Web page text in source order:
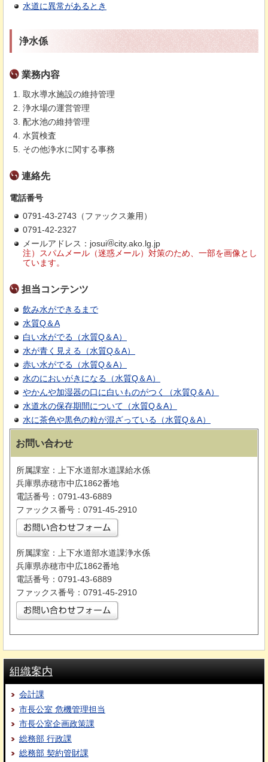
水道に異常があるとき
浄水係
業務内容
取水導水施設の維持管理
浄水場の運営管理
配水池の維持管理
水質検査
その他浄水に関する事務
連絡先
電話番号
0791-43-2743（ファックス兼用）
0791-42-2327
メールアドレス：josui
city.ako.lg.jp
注）スパムメール（迷惑メール）対策のため、一部を画像とし
ています。
担当コンテンツ
飲み水ができるまで
水質Q＆A
白い水がでる（水質Q＆A）
水が青く見える（水質Q＆A）
赤い水がでる（水質Q＆A）
水のにおいがきになる（水質Q＆A）
やかんや加湿器の口に白いものがつく（水質Q＆A）
水道水の保存期間について（水質Q＆A）
水に茶色や黒色の粒が混ざっている（水質Q＆A）
お問い合わせ
所属課室：上下水道部水道課給水係
兵庫県赤穂市中広1862番地
電話番号：0791-43-6889
ファックス番号：0791-45-2910
所属課室：上下水道部水道課浄水係
兵庫県赤穂市中広1862番地
電話番号：0791-43-6889
ファックス番号：0791-45-2910
組織案内
会計課
市長公室 危機管理担当
市長公室企画政策課
総務部 行政課
総務部 契約管財課